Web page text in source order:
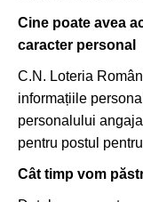
Cine poate avea
caracter personal
C.N. Loteria
informațiile
personalului
pentru postul
Cât timp vom